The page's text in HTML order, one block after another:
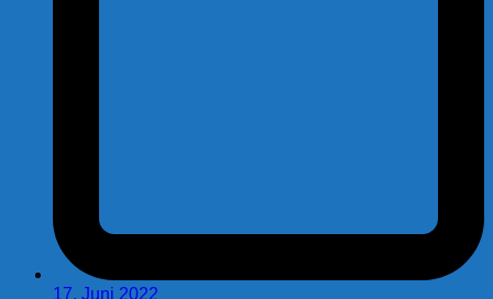
17. Juni 2022